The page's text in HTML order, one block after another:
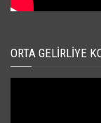
ORTA GELIRLIYE